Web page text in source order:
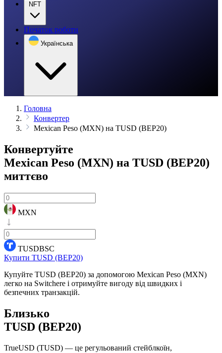
NFT
Початок роботи
Українська
Головна
Конвертер
Mexican Peso (MXN) на TUSD (BEP20)
Конвертуйте
Mexican Peso (MXN) на TUSD (BEP20)
миттєво
MXN
TUSDBSC
Купити TUSD (BEP20)
Купуйте TUSD (BEP20) за допомогою Mexican Peso (MXN)
легко на Switchere і отримуйте вигоду від швидких і
безпечних транзакцій.
Близько
TUSD (BEP20)
TrueUSD (TUSD) — це регульований стейблкоїн,